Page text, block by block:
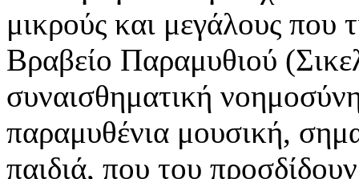
μικρούς και μεγάλους που
Βραβείο Παραμυθιού
συναισθηματική
παραμυθένια μουσική,
παιδιά, που του